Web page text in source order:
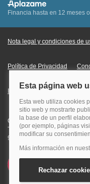
Financia hasta en 12 meses
Nota legal y condiciones de
Política de Privacidad
Información Legal sobre
Quehoteles.com -
Todos los derechos
915759999